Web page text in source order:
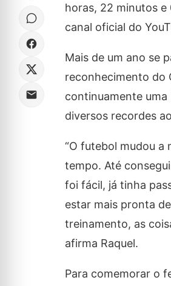
horas, 22 minutos
canal oficial do
Mais de um ano se
reconhecimento do
continuamente
diversos recordes
“O futebol mudou a
tempo. Até
foi fácil, já tinha
estar mais pronta
treinamento, as
afirma Raquel.
Para comemorar o